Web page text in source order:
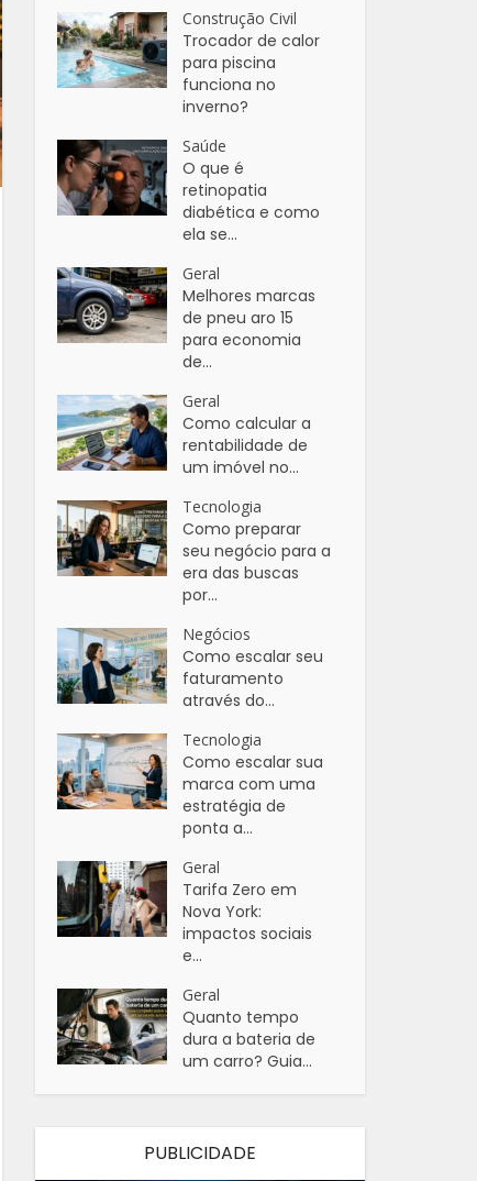
Construção Civil
Trocador de calor
para piscina
funciona no
inverno?
Saúde
O que é
retinopatia
diabética e como
ela se...
Geral
Melhores marcas
de pneu aro 15
para economia
de...
Geral
Como calcular a
rentabilidade de
um imóvel no...
Tecnologia
Como preparar
seu negócio para a
era das buscas
por...
Negócios
Como escalar seu
faturamento
através do...
Tecnologia
Como escalar sua
marca com uma
estratégia de
ponta a...
Geral
Tarifa Zero em
Nova York:
impactos sociais
e...
Geral
Quanto tempo
dura a bateria de
um carro? Guia...
PUBLICIDADE